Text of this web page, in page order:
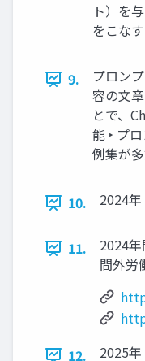
ト）を
をこなす
9.
プロン
容の文
とで、
能 ‣ プ
例集が
10. 2024年
11.
2024
間外労
12.
2025年